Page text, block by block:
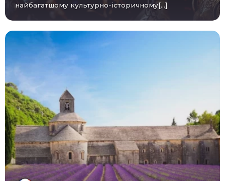
найбагатшому культурно-історичному[...]